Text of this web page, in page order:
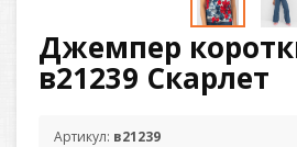
Джемпер
в21239 Скарлет
Артикул: в21239